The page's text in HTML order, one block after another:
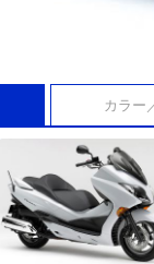
カラー